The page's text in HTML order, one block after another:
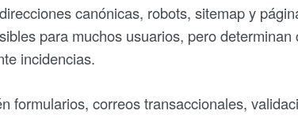
canónicas, robots, sitemap y
para muchos usuarios, pero
incidencias.
formularios, correos transaccionales,